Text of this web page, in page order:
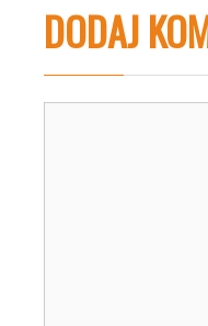
DODAJ